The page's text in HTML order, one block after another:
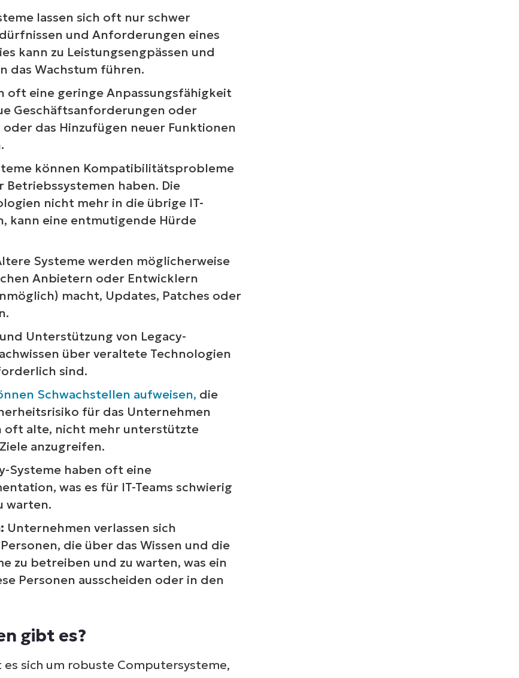
lassen sich oft nur schwer
und Anforderungen eines
kann zu Leistungsengpässen und
das Wachstum führen.
oft eine geringe Anpassungsfähigkeit
Geschäftsanforderungen oder
das Hinzufügen neuer Funktionen
können Kompatibilitätsprobleme
haben. Die
nicht mehr in die übrige IT-
kann eine entmutigende Hürde
Systeme werden möglicherweise
Anbietern oder Entwicklern
macht, Updates, Patches oder
Unterstützung von Legacy-
über veraltete Technologien
sind.
Schwachstellen aufweisen, die
für das Unternehmen
oft alte, nicht mehr unterstützte
anzugreifen.
Systeme haben oft eine
was es für IT-Teams schwierig
warten.
Unternehmen verlassen sich
die über das Wissen und die
zu betreiben und zu warten, was ein
Personen ausscheiden oder in den
gibt es?
es sich um robuste Computersysteme,